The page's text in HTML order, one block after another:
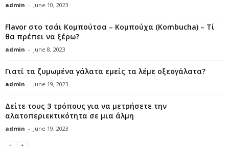
admin - June 10, 2023
Flavor στο τσάι Κομπούτσα – Κομπούχα (Kombucha) – Τί
θα πρέπει να ξέρω?
admin - June 8, 2023
Γιατί τα ζυμωμένα γάλατα εμείς τα λέμε οξεογάλατα?
admin - June 19, 2023
Δείτε τους 3 τρόπους για να μετρήσετε την
αλατοπεριεκτικότητα σε μια άλμη
admin - June 19, 2023